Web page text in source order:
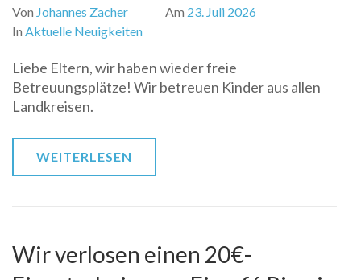
Von Johannes Zacher Am 23. Juli 2026
In Aktuelle Neuigkeiten
Liebe Eltern, wir haben wieder freie
Betreuungsplätze! Wir betreuen Kinder aus allen
Landkreisen.
WEITERLESEN
Wir verlosen einen 20€-